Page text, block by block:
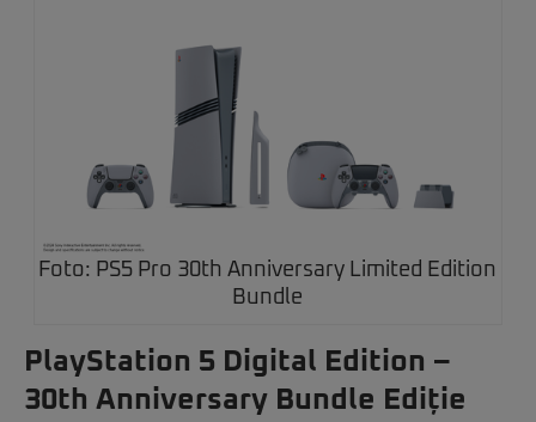
Foto: PS5 Pro 30th Anniversary Limited Edition
Bundle
PlayStation 5 Digital Edition –
30th Anniversary Bundle Ediție